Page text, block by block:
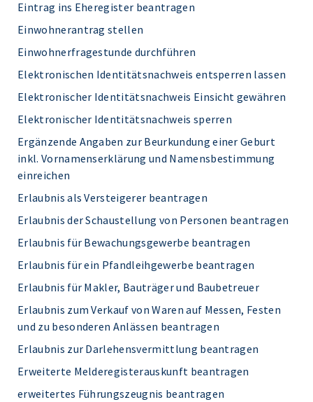
Eintrag ins Eheregister beantragen
Einwohnerantrag stellen
Einwohnerfragestunde durchführen
Elektronischen Identitätsnachweis entsperren lassen
Elektronischer Identitätsnachweis Einsicht gewähren
Elektronischer Identitätsnachweis sperren
Ergänzende Angaben zur Beurkundung einer Geburt
inkl. Vornamenserklärung und Namensbestimmung
einreichen
Erlaubnis als Versteigerer beantragen
Erlaubnis der Schaustellung von Personen beantragen
Erlaubnis für Bewachungsgewerbe beantragen
Erlaubnis für ein Pfandleihgewerbe beantragen
Erlaubnis für Makler, Bauträger und Baubetreuer
Erlaubnis zum Verkauf von Waren auf Messen, Festen
und zu besonderen Anlässen beantragen
Erlaubnis zur Darlehensvermittlung beantragen
Erweiterte Melderegisterauskunft beantragen
erweitertes Führungszeugnis beantragen